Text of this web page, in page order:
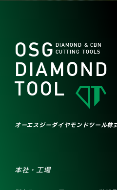
OSG
DIAMOND
TOOL
DIAMOND & CBN
CUTTING TOOLS
オーエスジーダイヤモンドツール株
本社・工場